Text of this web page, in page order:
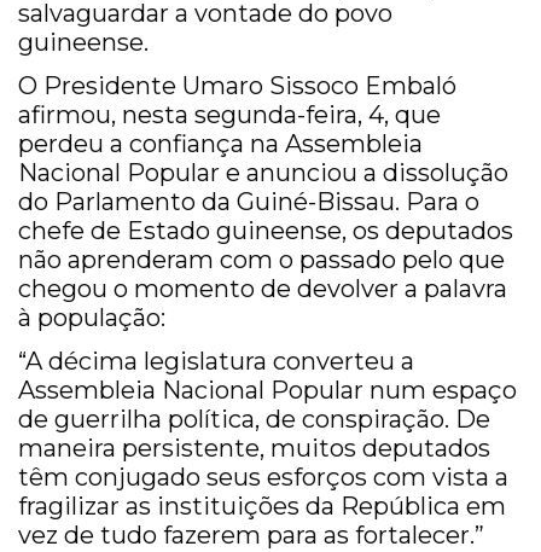
salvaguardar a vontade do povo
guineense.
O Presidente Umaro Sissoco Embaló
afirmou, nesta segunda-feira, 4, que
perdeu a confiança na Assembleia
Nacional Popular e anunciou a dissolução
do Parlamento da Guiné-Bissau. Para o
chefe de Estado guineense, os deputados
não aprenderam com o passado pelo que
chegou o momento de devolver a palavra
à população:
“A décima legislatura converteu a
Assembleia Nacional Popular num espaço
de guerrilha política, de conspiração. De
maneira persistente, muitos deputados
têm conjugado seus esforços com vista a
fragilizar as instituições da República em
vez de tudo fazerem para as fortalecer.”